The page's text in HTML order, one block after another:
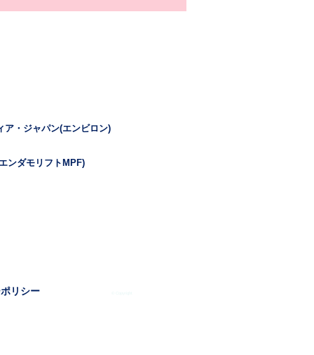
ア・ジャパン(エンビロン)
ンダモリフトMPF)
リシー